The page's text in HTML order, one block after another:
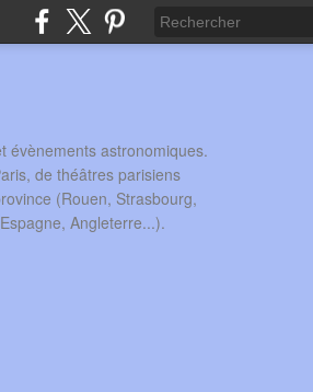
évènements astronomiques.
de théâtres parisiens
(Rouen, Strasbourg,
Angleterre...).